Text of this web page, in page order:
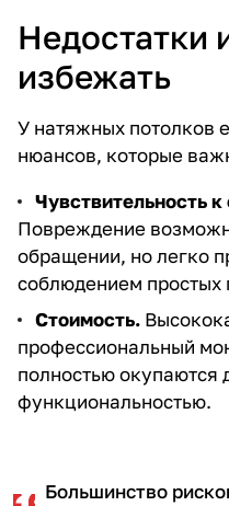
Недостатки
избежать
У натяжных потолков
нюансов, которые
Чувствительность
Повреждение
обращении, но легко
соблюдением простых
Стоимость.
профессиональный
полностью окупаются
функциональностью.
Большинство